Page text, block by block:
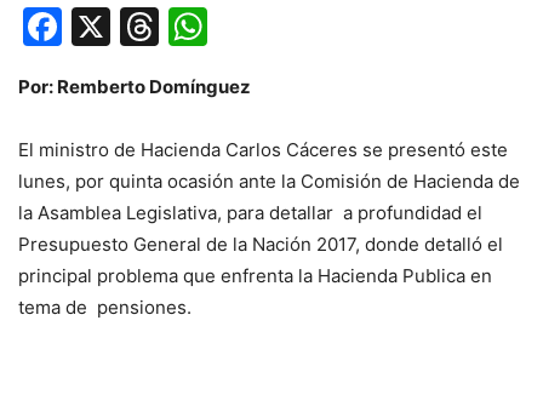
Facebook
X Threads
Por: Remberto Domínguez
El ministro de Hacienda Carlos Cáceres se presentó este
lunes, por quinta ocasión ante la Comisión de Hacienda de
la Asamblea Legislativa, para detallar a profundidad el
Presupuesto General de la Nación 2017, donde detalló el
principal problema que enfrenta la Hacienda Publica en
tema de pensiones.